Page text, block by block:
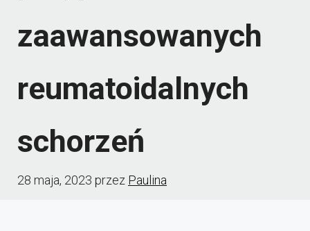
zaawansowanych
reumatoidalnych
schorzeń
28 maja, 2023 przez Paulina